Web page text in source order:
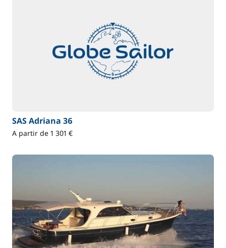
SAS Adriana 36
A partir de 1 301 €